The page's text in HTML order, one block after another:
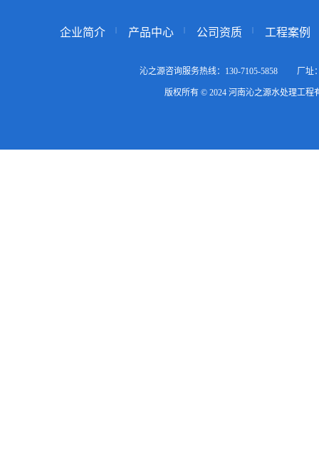
企业简介 产品中心 公司资质 工程案例
沁之源咨询服务热线：130-7105-5858 厂
版权所有 © 2024 河南沁之源水处理工